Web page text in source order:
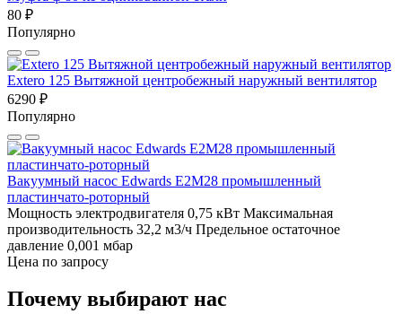
80 ₽
Популярно
Extero 125 Вытяжной центробежный наружный вентилятор
6290 ₽
Популярно
Вакуумный насос Edwards E2M28 промышленный
пластинчато-роторный
Мощность электродвигателя 0,75 кВт Максимальная
производительность 32,2 м3/ч Предельное остаточное
давление 0,001 мбар
Цена по запросу
Почему выбирают нас